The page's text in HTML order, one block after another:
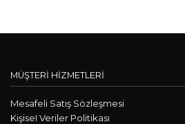
MÜŞTERİ HİZMETLERİ
Mesafeli Satış Sözleşmesi
KişiseI Veriler Politikası